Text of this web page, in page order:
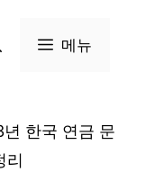
메뉴
한국 연금 문
리